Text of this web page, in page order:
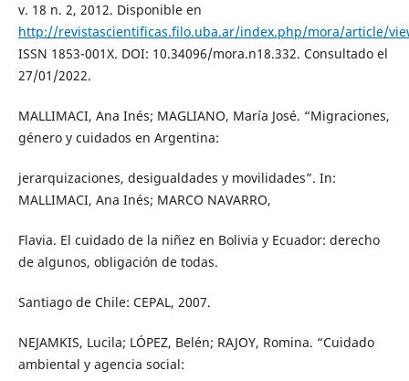
v. 18 n. 2, 2012. Disponible en
http://revistascientificas.filo.uba.ar/index.php/mora/article/
ISSN 1853-001X. DOI: 10.34096/mora.n18.332. Consultado el
27/01/2022.
MALLIMACI, Ana Inés; MAGLIANO, María José. “Migraciones,
género y cuidados en Argentina:
jerarquizaciones, desigualdades y movilidades”. In:
MALLIMACI, Ana Inés; MARCO NAVARRO,
Flavia. El cuidado de la niñez en Bolivia y Ecuador: derecho
de algunos, obligación de todas.
Santiago de Chile: CEPAL, 2007.
NEJAMKIS, Lucila; LÓPEZ, Belén; RAJOY, Romina. “Cuidado
ambiental y agencia social: